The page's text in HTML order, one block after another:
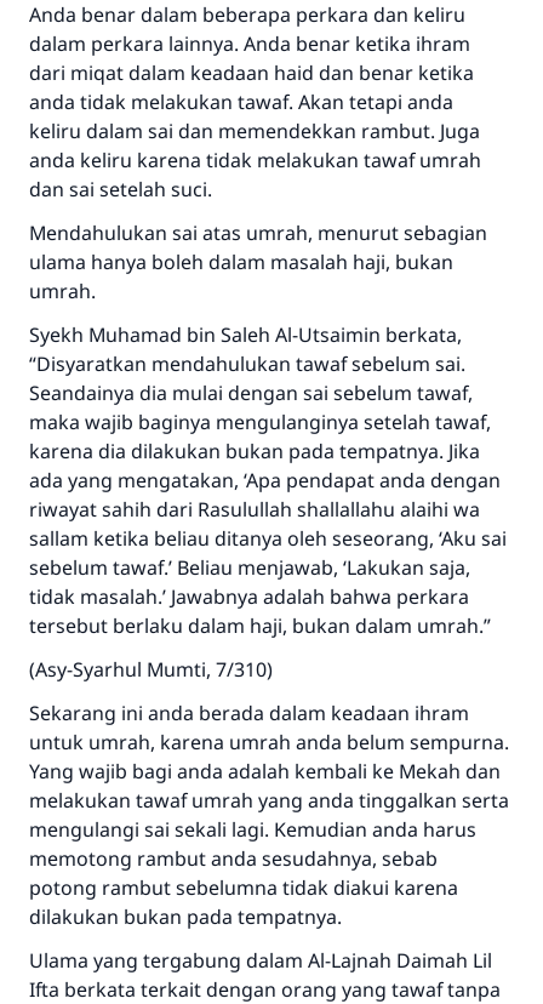
Anda benar dalam beberapa perkara dan keliru
dalam perkara lainnya. Anda benar ketika ihram
dari miqat dalam keadaan haid dan benar ketika
anda tidak melakukan tawaf. Akan tetapi anda
keliru dalam sai dan memendekkan rambut. Juga
anda keliru karena tidak melakukan tawaf umrah
dan sai setelah suci.
Mendahulukan sai atas umrah, menurut sebagian
ulama hanya boleh dalam masalah haji, bukan
umrah.
Syekh Muhamad bin Saleh Al-Utsaimin berkata,
“Disyaratkan mendahulukan tawaf sebelum sai.
Seandainya dia mulai dengan sai sebelum tawaf,
maka wajib baginya mengulanginya setelah tawaf,
karena dia dilakukan bukan pada tempatnya. Jika
ada yang mengatakan, ‘Apa pendapat anda dengan
riwayat sahih dari Rasulullah shallallahu alaihi wa
sallam ketika beliau ditanya oleh seseorang, ‘Aku sai
sebelum tawaf.’ Beliau menjawab, ‘Lakukan saja,
tidak masalah.’ Jawabnya adalah bahwa perkara
tersebut berlaku dalam haji, bukan dalam umrah.”
(Asy-Syarhul Mumti, 7/310)
Sekarang ini anda berada dalam keadaan ihram
untuk umrah, karena umrah anda belum sempurna.
Yang wajib bagi anda adalah kembali ke Mekah dan
melakukan tawaf umrah yang anda tinggalkan serta
mengulangi sai sekali lagi. Kemudian anda harus
memotong rambut anda sesudahnya, sebab
potong rambut sebelumna tidak diakui karena
dilakukan bukan pada tempatnya.
Ulama yang tergabung dalam Al-Lajnah Daimah Lil
Ifta berkata terkait dengan orang yang tawaf tanpa
Jawaban no. 110845
menyelamatkan pernikahan.
Bantu kami dalam memberikan jawaban untuk umat
Rasulullah ﷺ bersabda
"Siapa yang menunjukkan suatu kebaikan,
meka dia akan mendapatkan pahala yang
sama dengan orang yang melakukannya"
MUSLIM, 1893
Saham